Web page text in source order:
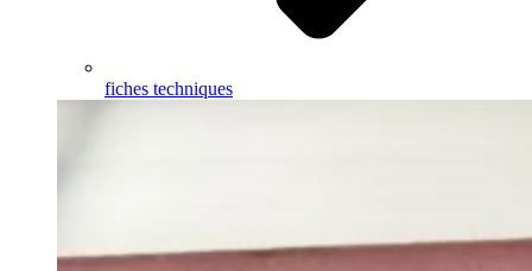
fiches techniques